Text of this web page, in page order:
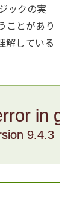
ックの実
ことがあり
解している
in
9.4.3